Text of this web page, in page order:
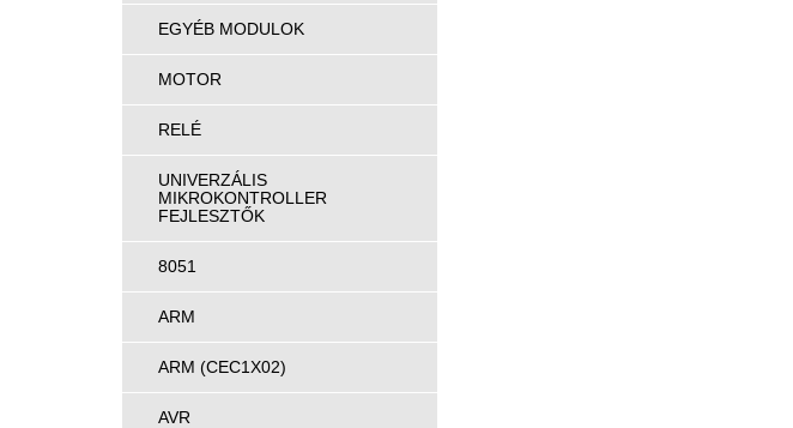
EGYÉB MODULOK
MOTOR
RELÉ
UNIVERZÁLIS
MIKROKONTROLLER
FEJLESZTŐK
8051
ARM
ARM (CEC1X02)
AVR